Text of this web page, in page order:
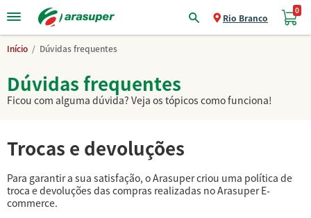
Rio Branco
0
Início / Dúvidas frequentes
Dúvidas frequentes
Ficou com alguma dúvida? Veja os tópicos como funciona!
Trocas e devoluções
Trocas e devoluções
Para garantir a sua satisfação, o Arasuper criou uma política de
troca e devoluções das compras realizadas no Arasuper E-
commerce.